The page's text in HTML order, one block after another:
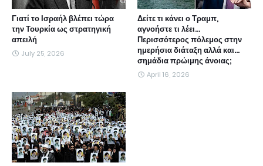
Γιατί το Ισραήλ βλέπει τώρα
την Τουρκία ως στρατηγική
απειλή
July 25, 2026
Δείτε τι κάνει ο Τραμπ,
αγνοήστε τι λέει...
Περισσότερος πόλεμος στην
ημερήσια διάταξη αλλά και...
σημάδια πρώιμης άνοιας;
April 16, 2026